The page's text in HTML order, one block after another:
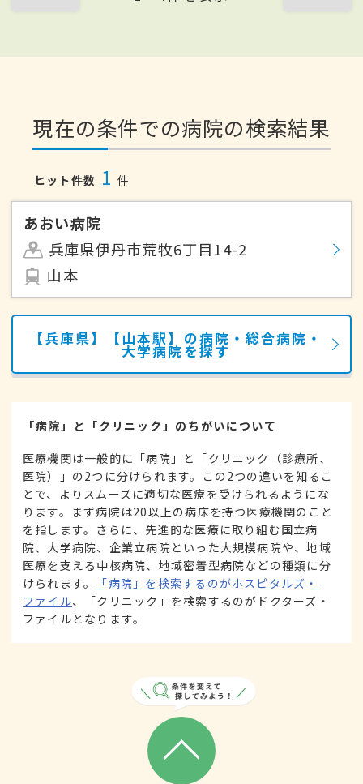
現在の条件での病院の検索結果
ヒット件数 1 件
あおい病院
兵庫県伊丹市荒牧6丁目14-2
山本
【兵庫県】【山本駅】の病院・総合病院・
大学病院を探す
「病院」と「クリニック」のちがいについて
医療機関は一般的に「病院」と「クリニック（診療所、
医院）」の2つに分けられます。この2つの違いを知るこ
とで、よりスムーズに適切な医療を受けられるようにな
ります。まず病院は20以上の病床を持つ医療機関のこと
を指します。さらに、先進的な医療に取り組む国立病
院、大学病院、企業立病院といった大規模病院や、地域
医療を支える中核病院、地域密着型病院などの種類に分
けられます。
「病院」を検索するのがホスピタルズ・
ファイル、「クリニック」を検索するのがドクターズ・
ファイルとなります。